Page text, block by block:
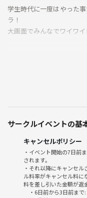
学生時代に一度はやった
ラ！
大画面でみんなでワイワ
--当日の流れ--
20:00 集合
20:15 自己紹介
20:30 ゲーム開始
22:10 ゲーム終了
22:30解散
サークルイベントの基
キャンセルポリシー
・イベント開始の7日前
されます。
・それ以降にキャンセ
ル料率がキャンセル料に
料を差し引いた金額が返
・6日前から3日前まで: